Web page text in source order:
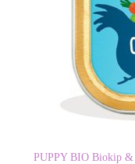
PUPPY BIO Biokip